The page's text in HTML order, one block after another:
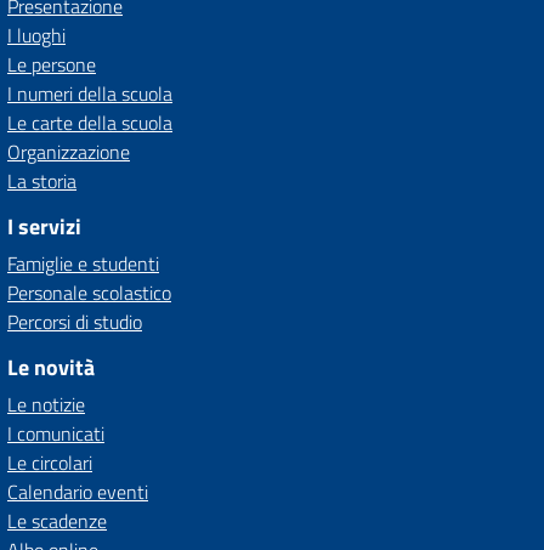
Presentazione
I luoghi
Le persone
I numeri della scuola
Le carte della scuola
Organizzazione
La storia
I servizi
Famiglie e studenti
Personale scolastico
Percorsi di studio
Le novità
Le notizie
I comunicati
Le circolari
Calendario eventi
Le scadenze